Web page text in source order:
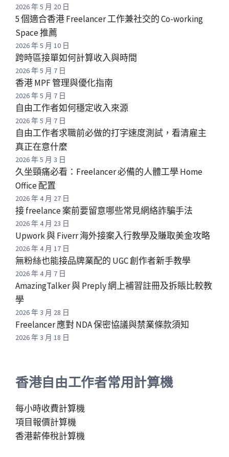
2026 年 5 月 20 日
5 個適合香港 Freelancer 工作兼社交的 Co-working
Space 推薦
2026 年 5 月 10 日
跨時區接單如何計算收入與時間
2026 年 5 月 7 日
香港 MPF 管理與優化指南
2026 年 5 月 7 日
自由工作者如何穩定收入來源
2026 年 5 月 7 日
自由工作者求職前必做的打字速度測試，看清雇主
真正在意什麼
2026 年 5 月 3 日
久坐頸痛必看：Freelancer 必備的人體工學 Home
Office 配置
2026 年 4 月 27 日
接 freelance 案前要留意哪些常見網絡詐騙手法
2026 年 4 月 23 日
Upwork 與 Fiverr 海外接案入行教學及賺取美金攻略
2026 年 4 月 17 日
無粉絲也能接品牌業配的 UGC 創作者新手教學
2026 年 4 月 7 日
AmazingTalker 與 Preply 網上補習註冊及拆賬比較教
學
2026 年 3 月 28 日
Freelancer 應對 NDA 保密協議與禁業條款須知
2026 年 3 月 18 日
香港自由工作者常用計算機
每小時收費計算機
項目報價計算機
香港薪俸稅計算機